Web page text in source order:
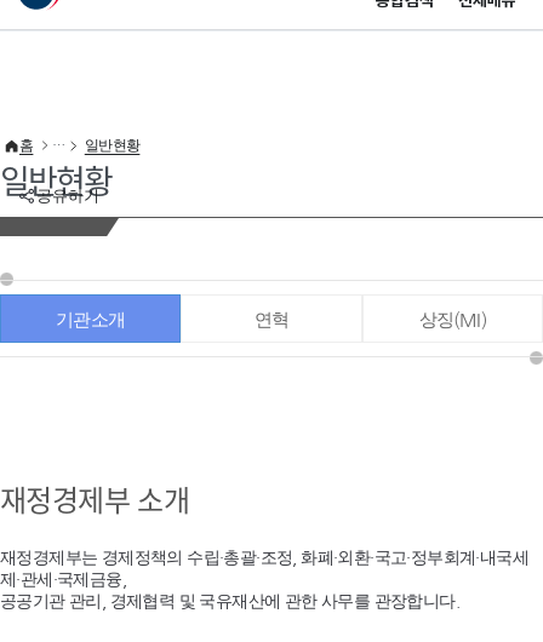
이 누리집은 대한민국 공식 전자정부 누리집입니다.
공유하기
홈 일반현황
일반현황
기관소개 연혁 상징(MI)
재정경제부 소개
재정경제부는 경제정책의 수립·총괄·조정, 화폐·외환·국고·정부회계·내국세
제·관세·국제금융,
공공기관 관리, 경제협력 및 국유재산에 관한 사무를 관장합니다.